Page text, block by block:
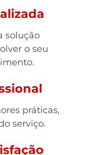
solução
o seu
práticas,
serviço.